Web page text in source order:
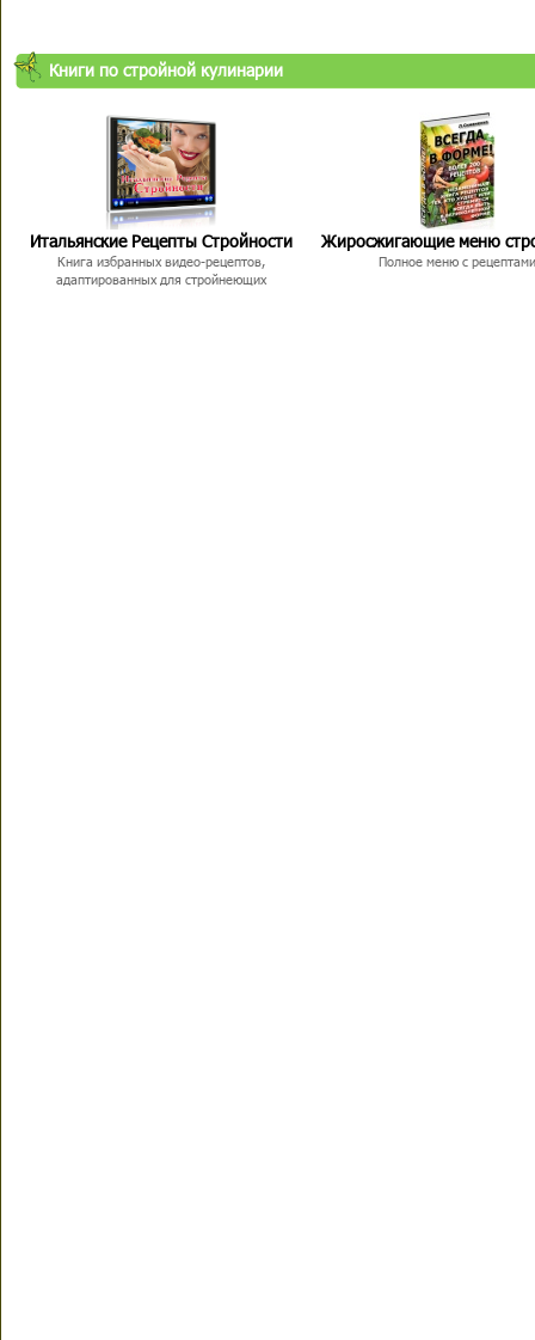
Книги по стройной кулинарии
Итальянские Рецепты Стройности
Книга избранных видео-рецептов,
адаптированных для стройнеющих
Жиросжигающие меню
Полное меню с рецептами